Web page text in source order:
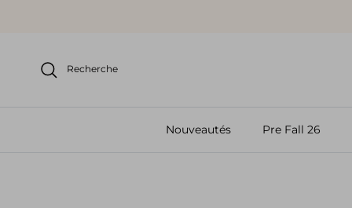
Recherche
Nouveautés Pre Fall 26